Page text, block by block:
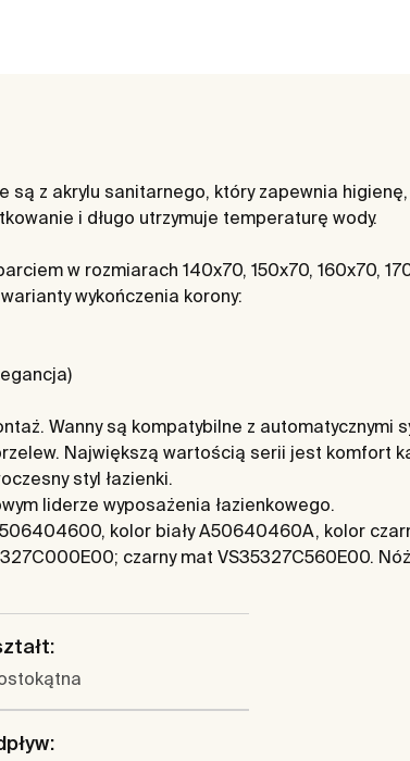
są z akrylu sanitarnego, który zapewnia
i długo utrzymuje temperaturę wody.
w rozmiarach 140x70, 150x70, 160x70,
wykończenia korony:
Wanny są kompatybilne z automatycznymi
Największą wartością serii jest komfort
styl łazienki.
liderze wyposażenia łazienkowego.
kolor biały A50640460A, kolor
czarny mat VS35327C560E00.